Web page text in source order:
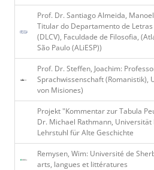
Prof. Dr. Santiago Almeida,
Titular do Departamento de
(DLCV), Faculdade de Filosofia,
São Paulo (ALiESP))
Prof. Dr. Steffen, Joachim:
Sprachwissenschaft (Romanistik),
von Misiones)
Projekt "Kommentar zur Tabula
Dr. Michael Rathmann,
Lehrstuhl für Alte Geschichte
Remysen, Wim: Université de
arts, langues et littératures